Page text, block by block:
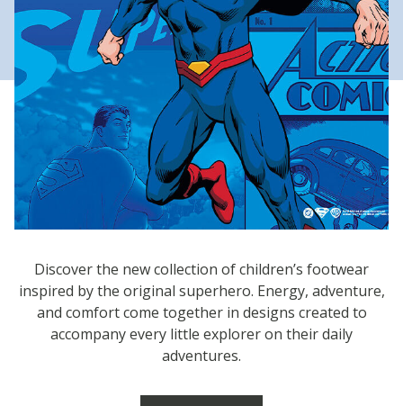
Discover the new collection of children’s footwear
inspired by the original superhero. Energy, adventure,
and comfort come together in designs created to
accompany every little explorer on their daily
adventures.